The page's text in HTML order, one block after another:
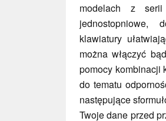
modelach z
jednostopniowe,
klawiatury
można włączyć
pomocy kombinacji
do tematu
następujące
Twoje dane przed